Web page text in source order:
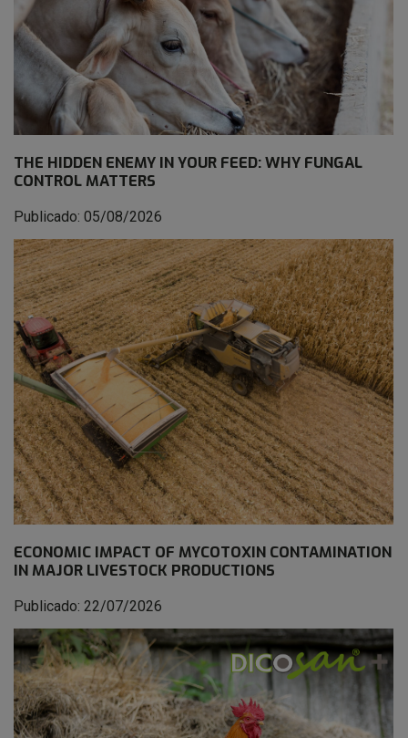
THE HIDDEN ENEMY IN YOUR FEED: WHY FUNGAL
CONTROL MATTERS
Publicado: 05/08/2026
ECONOMIC IMPACT OF MYCOTOXIN CONTAMINATION
IN MAJOR LIVESTOCK PRODUCTIONS
Publicado: 22/07/2026